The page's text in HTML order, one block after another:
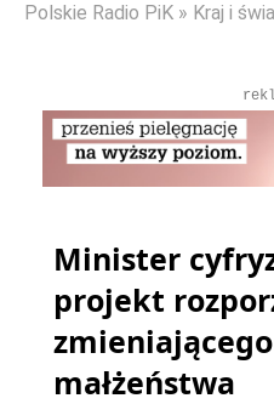
Polskie Radio PiK Kraj i
Minister
projekt
małżeństwa